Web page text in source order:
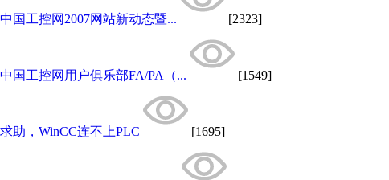
中国工控网2007网站新动态暨... [2323]
中国工控网用户俱乐部FA/PA（... [1549]
求助，WinCC连不上PLC [1695]